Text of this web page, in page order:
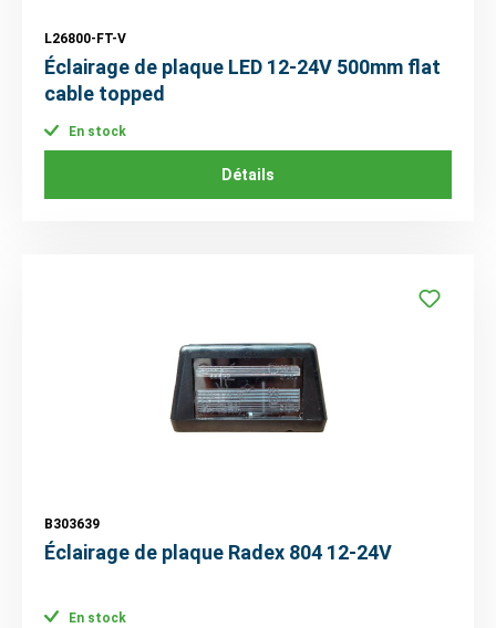
L26800-FT-V
Éclairage de plaque LED 12-24V 500mm flat
cable topped
En stock
Détails
B303639
Éclairage de plaque Radex 804 12-24V
En stock